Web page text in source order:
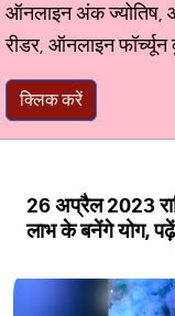
ऑनलाइन अंक ज्योतिष,
रीडर, ऑनलाइन
क्लिक करें
26 अप्रैल 2023
लाभ के बनेंगे योग,